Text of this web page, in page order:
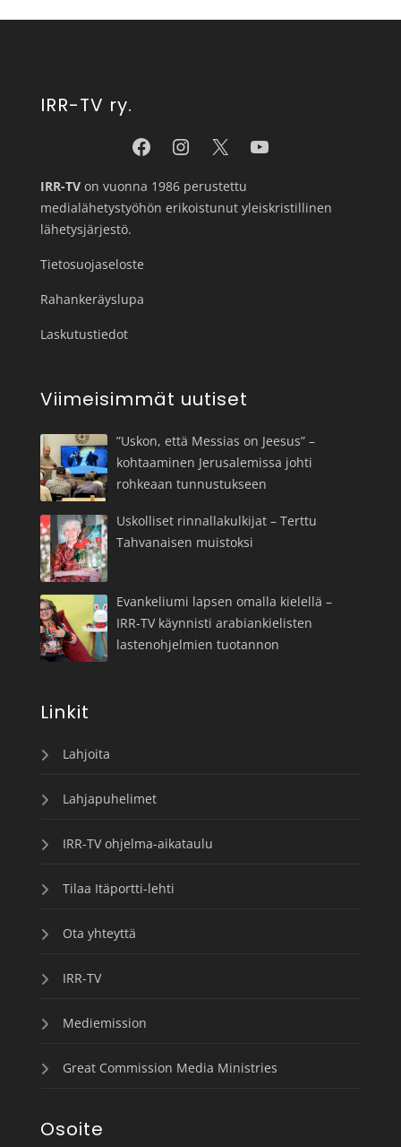
IRR-TV ry.
IRR-TVon vuonna 1986 perustettu
medialähetystyöhön erikoistunut yleiskristillinen
lähetysjärjestö.
Tietosuojaseloste
Rahankeräyslupa
Laskutustiedot
Viimeisimmät uutiset
”Uskon, että Messias on Jeesus” –
kohtaaminen Jerusalemissa johti
rohkeaan tunnustukseen
Uskolliset rinnallakulkijat – Terttu
Tahvanaisen muistoksi
Evankeliumi lapsen omalla kielellä –
IRR-TV käynnisti arabiankielisten
lastenohjelmien tuotannon
Linkit
Lahjoita
Lahjapuhelimet
IRR-TV ohjelma-aikataulu
Tilaa Itäportti-lehti
Ota yhteyttä
IRR-TV
Mediemission
Great Commission Media Ministries
Osoite